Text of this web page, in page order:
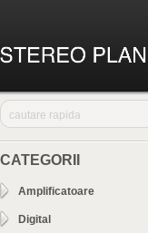
CATEGORII
Amplificatoare
Digital